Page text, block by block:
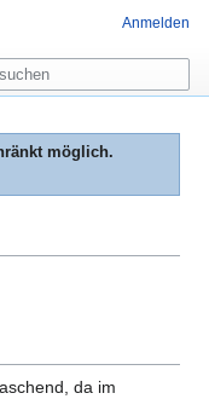
möglich.
da im
Anmelden